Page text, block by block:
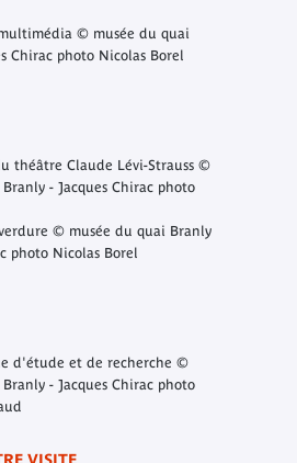
© musée du quai
Chirac photo Nicolas Borel
théâtre Claude Lévi-Strauss ©
- Jacques Chirac photo
© musée du quai Branly
photo Nicolas Borel
d'étude et de recherche ©
- Jacques Chirac photo